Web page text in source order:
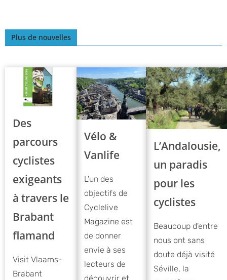
Plus de nouvelles
Des
parcours
cyclistes
exigeants
à travers le
Brabant
flamand
Visit Vlaams-
Brabant
Vélo &
Vanlife
L'un des
objectifs de
Cyclelive
Magazine est
de donner
envie à ses
lecteurs de
L’Andalousie,
un paradis
pour les
cyclistes
Beaucoup d'entre
nous ont sans
doute déjà visité
Séville, la